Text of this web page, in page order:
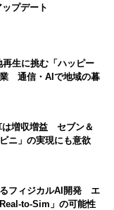
ップデート
生に挑む「ハッピー
通信・AIで地域の暮
は増収増益 セブン＆
ニ」の実現にも意欲
フィジカルAI開発 エ
to-Sim」の可能性